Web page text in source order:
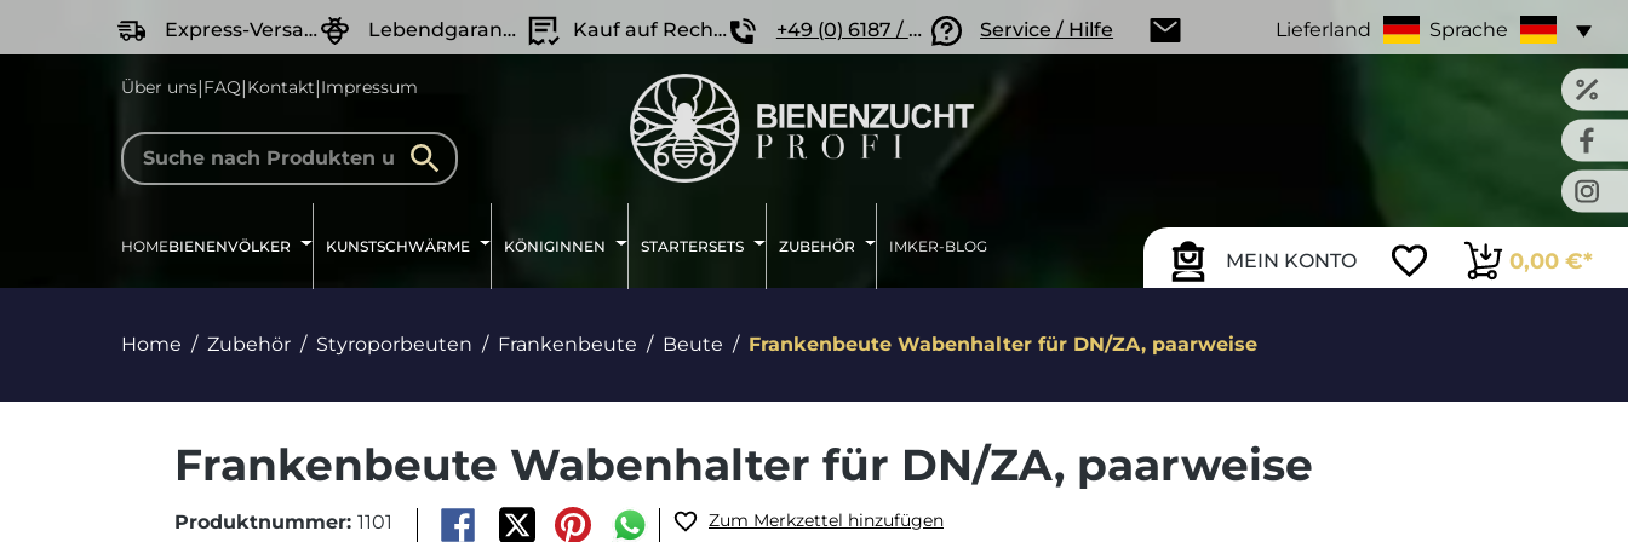
Zur Hauptnavigation springen
Express-Versand Lebendgarantie Kauf auf Rechnung +49 (0) 6187 / 207 57 86 Service / Hilfe Lieferland Sprache
Über uns|FAQ|Kontakt|Impressum
MEIN KONTO 0,00 €*
HOMEBIENENVÖLKER KUNSTSCHWÄRME KÖNIGINNEN STARTERSETS ZUBEHÖR IMKER-BLOG
Home Zubehör Styroporbeuten Frankenbeute Beute Frankenbeute Wabenhalter für DN/ZA, paarweise
Frankenbeute Wabenhalter für DN/ZA, paarweise
Produktnummer: 1101 Zum Merkzettel hinzufügen